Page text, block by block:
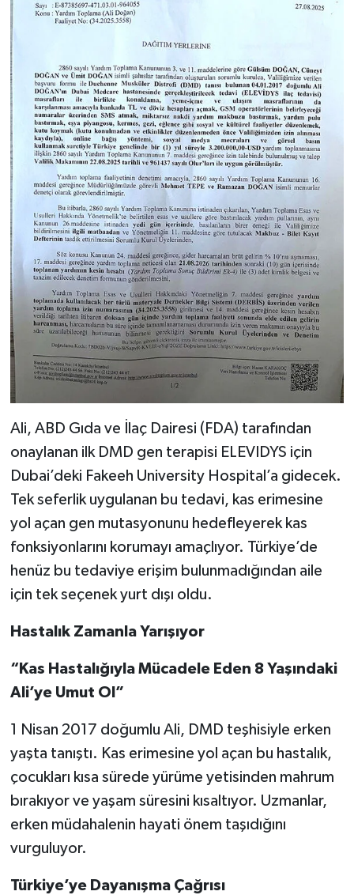
Ali, ABD Gıda ve İlaç Dairesi (FDA) tarafından
onaylanan ilk DMD gen terapisi ELEVIDYS için
Dubai’deki Fakeeh University Hospital’a gidecek.
Tek seferlik uygulanan bu tedavi, kas erimesine
yol açan gen mutasyonunu hedefleyerek kas
fonksiyonlarını korumayı amaçlıyor. Türkiye’de
henüz bu tedaviye erişim bulunmadığından aile
için tek seçenek yurt dışı oldu.
Hastalık Zamanla Yarışıyor
“Kas Hastalığıyla Mücadele Eden 8 Yaşındaki
Ali’ye Umut Ol”
1 Nisan 2017 doğumlu Ali, DMD teşhisiyle erken
yaşta tanıştı. Kas erimesine yol açan bu hastalık,
çocukları kısa sürede yürüme yetisinden mahrum
bırakıyor ve yaşam süresini kısaltıyor. Uzmanlar,
erken müdahalenin hayati önem taşıdığını
vurguluyor.
Türkiye’ye Dayanışma Çağrısı